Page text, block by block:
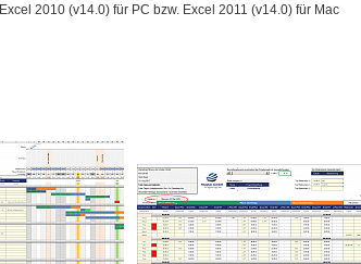
Excel 2010 (v14.0) für PC bzw. Excel 2011 (v14.0) für Mac